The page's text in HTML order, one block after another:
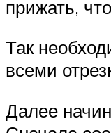
прижать,
Так
всеми
Далее